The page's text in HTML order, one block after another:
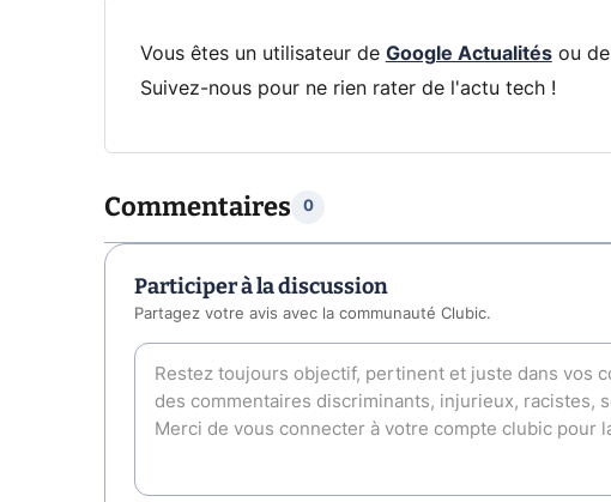
Vous êtes un utilisateur de Google Actualitésou de
Suivez-nous pour ne rien rater de l'actu tech !
Commentaires 0
Participer à la discussion
Partagez votre avis avec la communauté Clubic.